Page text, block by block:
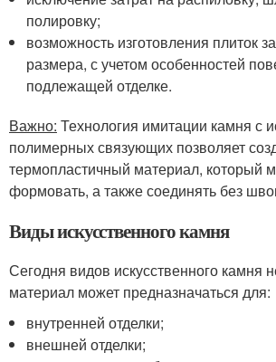
полировку;
возможность изготовления плиток
размера, с учетом особенностей
подлежащей отделке.
Важно: Технология имитации камня с
полимерных связующих позволяет
термопластичный материал, который
формовать, а также соединять без
Виды искусственного камня
Сегодня видов искусственного камня
материал может предназначаться для:
внутренней отделки;
внешней отделки;